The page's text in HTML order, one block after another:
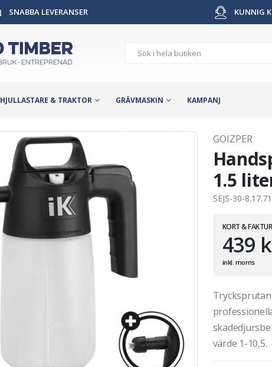
SNABBA LEVERANSER KUNNIG
HJULLASTARE & TRAKTOR GRÄVMASKIN KAMPANJ
GOIZPER
1.5
SEJS-30-8.17.71
KORT &
439
inkl. moms
värde 1-10,5.